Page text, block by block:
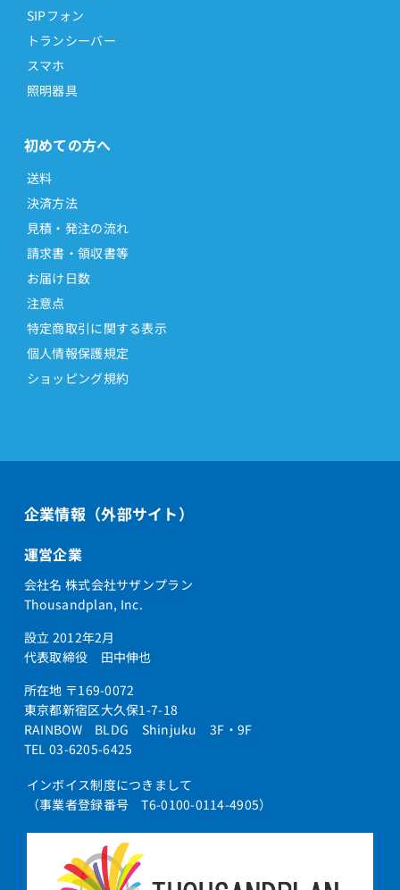
SIPフォン
トランシーバー
スマホ
照明器具
初めての方へ
送料
決済方法
見積・発注の流れ
請求書・領収書等
お届け日数
注意点
特定商取引に関する表示
個人情報保護規定
ショッピング規約
企業情報（外部サイト）
運営企業
会社名 株式会社サザンプラン
Thousandplan, Inc.
設立 2012年2月
代表取締役 田中伸也
所在地 〒169-0072
東京都新宿区大久保1-7-18
RAINBOW BLDG Shinjuku 3F・9F
TEL 03-6205-6425
インボイス制度につきまして
（事業者登録番号 T6-0100-0114-4905）